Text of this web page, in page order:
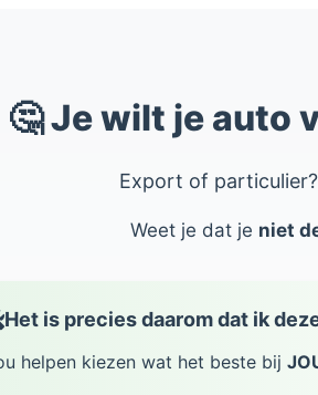
🤔 Je wilt je auto
Export of
Weet je dat je niet
Het is precies daarom dat ik
helpen kiezen wat het beste bij